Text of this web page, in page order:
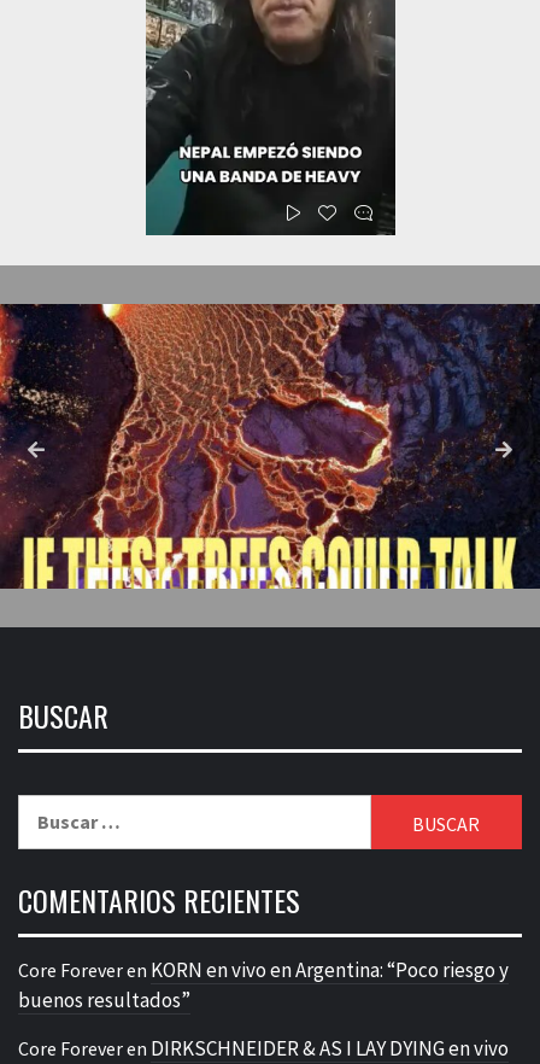
BUSCAR
COMENTARIOS RECIENTES
Core Foreveren KORN en vivo en Argentina: “Poco riesgo y
buenos resultados”
Core Foreveren DIRKSCHNEIDER & AS I LAY DYING en vivo